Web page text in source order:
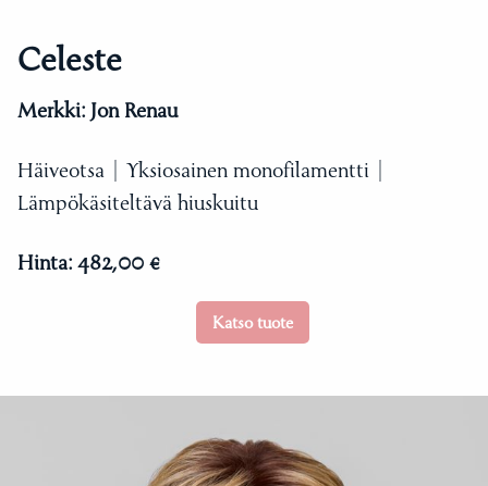
Celeste
Merkki: Jon Renau
Häiveotsa | Yksiosainen monofilamentti |
Lämpökäsiteltävä hiuskuitu
Hinta: 482,00 €
Katso tuote